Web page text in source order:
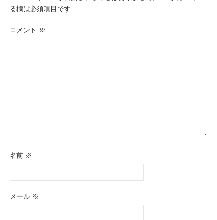
ー
シ
る欄は必須項目です
コメント ※
名前 ※
メール ※